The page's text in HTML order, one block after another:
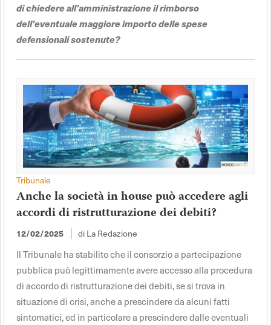
di chiedere all'amministrazione il rimborso
dell'eventuale maggiore importo delle spese
defensionali sostenute?
Tribunale
Anche la società in house può accedere agli
accordi di ristrutturazione dei debiti?
12/02/2025 di La Redazione
Il Tribunale ha stabilito che il consorzio a partecipazione
pubblica può legittimamente avere accesso alla procedura
di accordo di ristrutturazione dei debiti, se si trova in
situazione di crisi, anche a prescindere da alcuni fatti
sintomatici, ed in particolare a prescindere dalle eventuali